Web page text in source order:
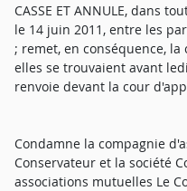
CASSE ET ANNULE, dans
le 14 juin 2011, entre les
; remet, en conséquence,
elles se trouvaient avant
renvoie devant la cour
Condamne la compagnie
Conservateur et la société
associations mutuelles Le